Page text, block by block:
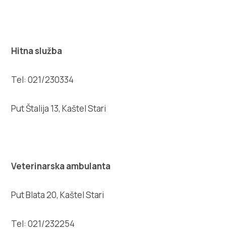
Office de tourisme
Safe in Dalmatia
fr
21216 Kaštel Stari, Hrvatska
Hitna služba
Tel: 021/230334
Put Štalija 13, Kaštel Stari
Veterinarska ambulanta
Put Blata 20, Kaštel Stari
Tel: 021/232254